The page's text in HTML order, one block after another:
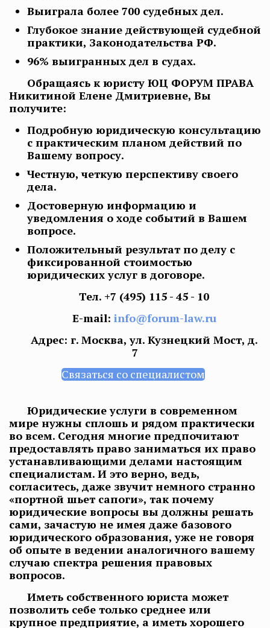
Выиграла более 700 судебных дел.
Глубокое знание действующей судебной
практики, Законодательства РФ.
96% выигранных дел в судах.
Обращаясь к юристу ЮЦ ФОРУМ ПРАВА
Никитиной Елене Дмитриевне, Вы
получите:
Подробную юридическую консультацию
с практическим планом действий по
Вашему вопросу.
Честную, четкую перспективу своего
дела.
Достоверную информацию и
уведомления о ходе событий в Вашем
вопросе.
Положительный результат по делу с
фиксированной стоимостью
юридических услуг в договоре.
Тел. +7 (495) 115 - 45 - 10
E-mail: info@forum-law.ru
Адрес: г. Москва, ул. Кузнецкий Мост, д.
7
Связаться со специалистом
Юридические услуги в современном
мире нужны сплошь и рядом практически
во всем. Сегодня многие предпочитают
предоставлять право заниматься их право
устанавливающими делами настоящим
специалистам. И это верно, ведь,
согласитесь, даже звучит немного странно
«портной шьет сапоги», так почему
юридические вопросы вы должны решать
сами, зачастую не имея даже базового
юридического образования, уже не говоря
об опыте в ведении аналогичного вашему
случаю спектра решения правовых
вопросов.
Иметь собственного юриста может
позволить себе только среднее или
крупное предприятие, а иметь хорошего